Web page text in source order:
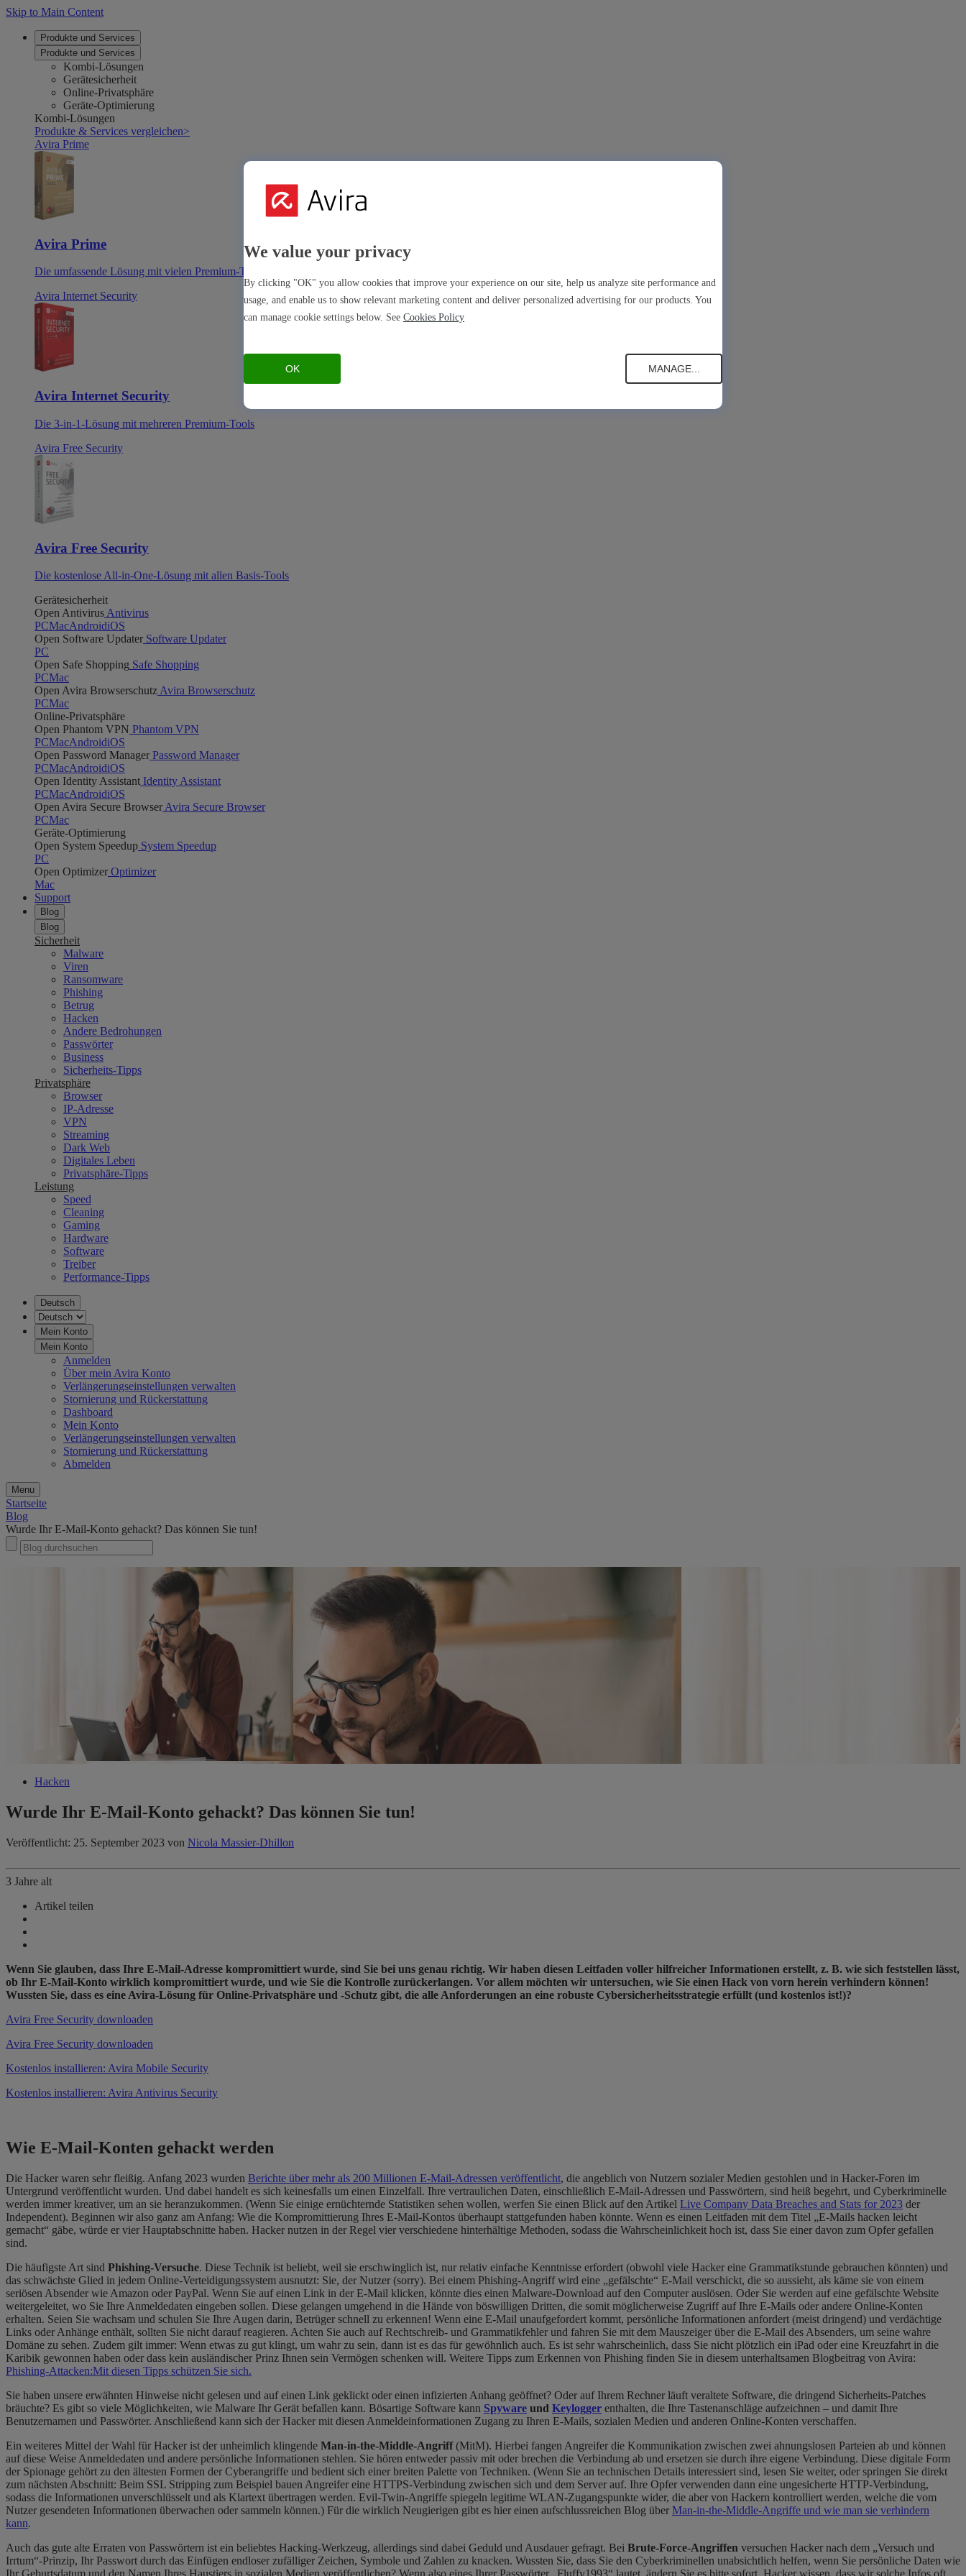
Skip to Main Content
Produkte und Services
Produkte und Services
Kombi-Lösungen
Gerätesicherheit
Online-Privatsphäre
Geräte-Optimierung
Kombi-Lösungen
Produkte & Services vergleichen>
Avira Prime
Avira Prime
Die umfassende Lösung mit vielen Premium-Tools & -Apps
Avira Internet Security
Avira Internet Security
Die 3-in-1-Lösung mit mehreren Premium-Tools
Avira Free Security
Avira Free Security
Die kostenlose All-in-One-Lösung mit allen Basis-Tools
Gerätesicherheit
Open Antivirus Antivirus
PCMacAndroidiOS
Open Software Updater Software Updater
PC
Open Safe Shopping Safe Shopping
PCMac
Open Avira Browserschutz Avira Browserschutz
PCMac
Online-Privatsphäre
Open Phantom VPN Phantom VPN
PCMacAndroidiOS
Open Password Manager Password Manager
PCMacAndroidiOS
Open Identity Assistant Identity Assistant
PCMacAndroidiOS
Open Avira Secure Browser Avira Secure Browser
PCMac
Geräte-Optimierung
Open System Speedup System Speedup
PC
Open Optimizer Optimizer
Mac
Support
Blog
Blog
Sicherheit
Malware
Viren
Ransomware
Phishing
Betrug
Hacken
Andere Bedrohungen
Passwörter
Business
Sicherheits-Tipps
Privatsphäre
Browser
IP-Adresse
VPN
Streaming
Dark Web
Digitales Leben
Privatsphäre-Tipps
Leistung
Speed
Cleaning
Gaming
Hardware
Software
Treiber
Performance-Tipps
Deutsch
Mein Konto
Mein Konto
Anmelden
Über mein Avira Konto
Verlängerungseinstellungen verwalten
Stornierung und Rückerstattung
Dashboard
Mein Konto
Verlängerungseinstellungen verwalten
Stornierung und Rückerstattung
Abmelden
Menu
Startseite
Blog
Wurde Ihr E-Mail-Konto gehackt? Das können Sie tun!
Hacken
Wurde Ihr E-Mail-Konto gehackt? Das können Sie tun!
Veröffentlicht: 25. September 2023 von Nicola Massier-Dhillon
3 Jahre alt
Artikel teilen
Wenn Sie glauben, dass Ihre E-Mail-Adresse kompromittiert wurde, sind Sie bei uns genau richtig. Wir haben diesen Leitfaden voller hilfreicher Informationen erstellt, z. B. wie sich feststellen lässt,
ob Ihr E-Mail-Konto wirklich kompromittiert wurde, und wie Sie die Kontrolle zurückerlangen. Vor allem möchten wir untersuchen, wie Sie einen Hack von vorn herein verhindern können!
Wussten Sie, dass es eine Avira-Lösung für Online-Privatsphäre und -Schutz gibt, die alle Anforderungen an eine robuste Cybersicherheitsstrategie erfüllt (und kostenlos ist!)?
Avira Free Security downloaden
Avira Free Security downloaden
Kostenlos installieren: Avira Mobile Security
Kostenlos installieren: Avira Antivirus Security
Wie E-Mail-Konten gehackt werden
Die Hacker waren sehr fleißig. Anfang 2023 wurden Berichte über mehr als 200 Millionen E-Mail-Adressen veröffentlicht, die angeblich von Nutzern sozialer Medien gestohlen und in Hacker-Foren im
Untergrund veröffentlicht wurden. Und dabei handelt es sich keinesfalls um einen Einzelfall. Ihre vertraulichen Daten, einschließlich E-Mail-Adressen und Passwörtern, sind heiß begehrt, und Cyberkriminelle
werden immer kreativer, um an sie heranzukommen. (Wenn Sie einige ernüchternde Statistiken sehen wollen, werfen Sie einen Blick auf den Artikel Live Company Data Breaches and Stats for 2023 der
Independent). Beginnen wir also ganz am Anfang: Wie die Kompromittierung Ihres E-Mail-Kontos überhaupt stattgefunden haben könnte. Wenn es einen Leitfaden mit dem Titel „E-Mails hacken leicht
gemacht“ gäbe, würde er vier Hauptabschnitte haben. Hacker nutzen in der Regel vier verschiedene hinterhältige Methoden, sodass die Wahrscheinlichkeit hoch ist, dass Sie einer davon zum Opfer gefallen
sind.
Die häufigste Art sind Phishing-Versuche. Diese Technik ist beliebt, weil sie erschwinglich ist, nur relativ einfache Kenntnisse erfordert (obwohl viele Hacker eine Grammatikstunde gebrauchen könnten) und
das schwächste Glied in jedem Online-Verteidigungssystem ausnutzt: Sie, der Nutzer (sorry). Bei einem Phishing-Angriff wird eine „gefälschte“ E-Mail verschickt, die so aussieht, als käme sie von einem
seriösen Absender wie Amazon oder PayPal. Wenn Sie auf einen Link in der E-Mail klicken, könnte dies einen Malware-Download auf den Computer auslösen. Oder Sie werden auf eine gefälschte Website
weitergeleitet, wo Sie Ihre Anmeldedaten eingeben sollen. Diese gelangen umgehend in die Hände von böswilligen Dritten, die somit möglicherweise Zugriff auf Ihre E-Mails oder andere Online-Konten
erhalten. Seien Sie wachsam und schulen Sie Ihre Augen darin, Betrüger schnell zu erkennen! Wenn eine E-Mail unaufgefordert kommt, persönliche Informationen anfordert (meist dringend) und verdächtige
Links oder Anhänge enthält, sollten Sie nicht darauf reagieren. Achten Sie auch auf Rechtschreib- und Grammatikfehler und fahren Sie mit dem Mauszeiger über die E-Mail des Absenders, um seine wahre
Domäne zu sehen. Zudem gilt immer: Wenn etwas zu gut klingt, um wahr zu sein, dann ist es das für gewöhnlich auch. Es ist sehr wahrscheinlich, dass Sie nicht plötzlich ein iPad oder eine Kreuzfahrt in die
Karibik gewonnen haben oder dass kein ausländischer Prinz Ihnen sein Vermögen schenken will. Weitere Tipps zum Erkennen von Phishing finden Sie in diesem unterhaltsamen Blogbeitrag von Avira:
Phishing-Attacken:Mit diesen Tipps schützen Sie sich.
Sie haben unsere erwähnten Hinweise nicht gelesen und auf einen Link geklickt oder einen infizierten Anhang geöffnet? Oder auf Ihrem Rechner läuft veraltete Software, die dringend Sicherheits-Patches
bräuchte? Es gibt so viele Möglichkeiten, wie Malware Ihr Gerät befallen kann. Bösartige Software kann Spyware und Keylogger enthalten, die Ihre Tastenanschläge aufzeichnen – und damit Ihre
Benutzernamen und Passwörter. Anschließend kann sich der Hacker mit diesen Anmeldeinformationen Zugang zu Ihren E-Mails, sozialen Medien und anderen Online-Konten verschaffen.
Ein weiteres Mittel der Wahl für Hacker ist der unheimlich klingende Man-in-the-Middle-Angriff(MitM). Hierbei fangen Angreifer die Kommunikation zwischen zwei ahnungslosen Parteien ab und können
auf diese Weise Anmeldedaten und andere persönliche Informationen stehlen. Sie hören entweder passiv mit oder brechen die Verbindung ab und ersetzen sie durch ihre eigene Verbindung. Diese digitale Form
der Spionage gehört zu den ältesten Formen der Cyberangriffe und bedient sich einer breiten Palette von Techniken. (Wenn Sie an technischen Details interessiert sind, lesen Sie weiter, oder springen Sie direkt
zum nächsten Abschnitt: Beim SSL Stripping zum Beispiel bauen Angreifer eine HTTPS-Verbindung zwischen sich und dem Server auf. Ihre Opfer verwenden dann eine ungesicherte HTTP-Verbindung,
sodass die Informationen unverschlüsselt und als Klartext übertragen werden. Evil-Twin-Angriffe spiegeln legitime WLAN-Zugangspunkte wider, die aber von Hackern kontrolliert werden, welche die vom
Nutzer gesendeten Informationen überwachen oder sammeln können.) Für die wirklich Neugierigen gibt es hier einen aufschlussreichen Blog über Man-in-the-Middle-Angriffe und wie man sie verhindern
kann.
Auch das gute alte Erraten von Passwörtern ist ein beliebtes Hacking-Werkzeug, allerdings sind dabei Geduld und Ausdauer gefragt. Bei Brute-Force-Angriffen versuchen Hacker nach dem „Versuch und
Irrtum“-Prinzip, Ihr Passwort durch das Einfügen endloser zufälliger Zeichen, Symbole und Zahlen zu knacken. Wussten Sie, dass Sie den Cyberkriminellen unabsichtlich helfen, wenn Sie persönliche Daten wie
Ihr Geburtsdatum und den Namen Ihres Haustiers in sozialen Medien veröffentlichen? Wenn also eines Ihrer Passwörter „Fluffy1993“ lautet, ändern Sie es bitte sofort. Hacker wissen, dass wir solche Infos oft
We value your privacy
By clicking "OK" you allow cookies that improve your experience on our site, help us analyze site performance and
usage, and enable us to show relevant marketing content and deliver personalized advertising for our products. You
can manage cookie settings below. See Cookies Policy
OK MANAGE...